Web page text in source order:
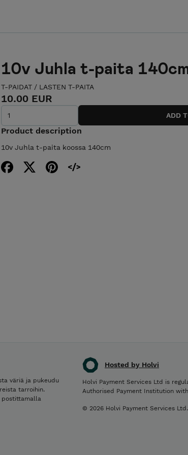
10v Juhla t-paita
T-PAIDAT / LASTEN T-PAITA
10.00 EUR
Product description
10v Juhla t-paita koossa 140cm
Hosted by Holvi
Holvi Payment Services Ltd is
Authorised Payment Institution
© 2026 Holvi Payment Services Ltd.
väriä ja pukeudu
tarroihin.
postittamalla